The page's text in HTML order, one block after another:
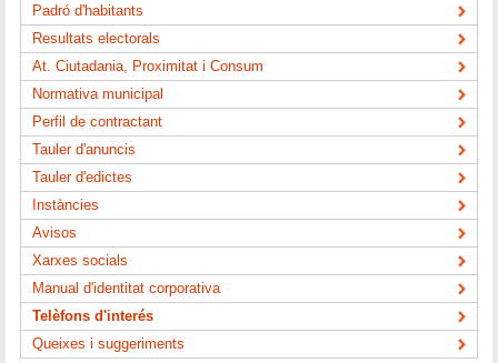
Padró d'habitants
Resultats electorals
At. Ciutadania, Proximitat i Consum
Normativa municipal
Perfil de contractant
Tauler d'anuncis
Tauler d'edictes
Instàncies
Avisos
Xarxes socials
Manual d'identitat corporativa
Telèfons d'interés
Queixes i suggeriments